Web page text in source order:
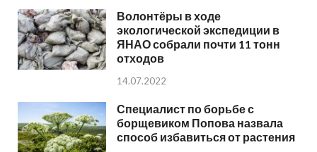
Волонтёры в ходе
экологической экспедиции в
ЯНАО собрали почти 11 тонн
отходов
14.07.2022
Специалист по борьбе с
борщевиком Попова назвала
способ избавиться от растения